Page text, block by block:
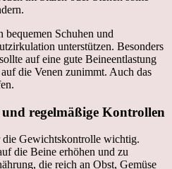
bequemen Schuhen und
unterstützen. Besonders
auf eine gute Beineentlastung
die Venen zunimmt. Auch das
und regelmäßige Kontrollen
die Gewichtskontrolle wichtig.
die Beine erhöhen und zu
die reich an Obst, Gemüse